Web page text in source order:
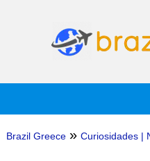
Brazil Greece » Curiosidades|